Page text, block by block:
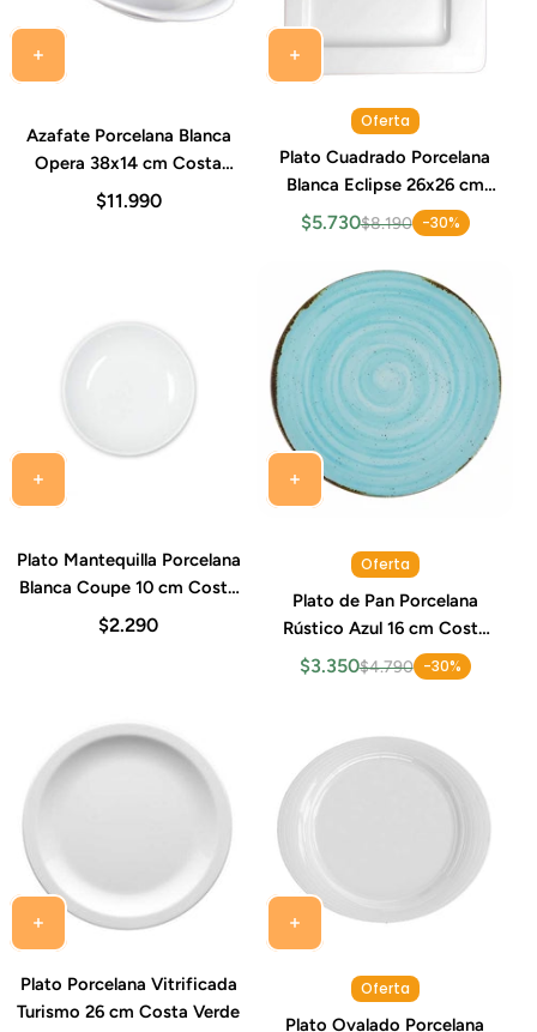
Azafate Porcelana Blanca
Opera 38x14 cm Costa
Verde
$11.990
Oferta
Plato Cuadrado Porcelana
Blanca Eclipse 26x26 cm
Costa Verde
$5.730$8.190 -30%
Plato Mantequilla Porcelana
Blanca Coupe 10 cm Costa
Verde
$2.290
Oferta
Plato de Pan Porcelana
Rústico Azul 16 cm Costa
Verde
$3.350$4.790 -30%
Plato Porcelana Vitrificada
Turismo 26 cm Costa Verde
Oferta
Plato Ovalado Porcelana